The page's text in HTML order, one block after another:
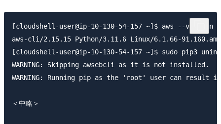
[cloudshell-user@ip-10-130-54-157 ~]$ aws --version
aws-cli/2.15.15 Python/3.11.6 Linux/6.1.66-
[cloudshell-user@ip-10-130-54-157 ~]$ sudo pip3
WARNING: Skipping awsebcli as it is not installed.
WARNING: Running pip as the 'root' user can result
＜中略＞